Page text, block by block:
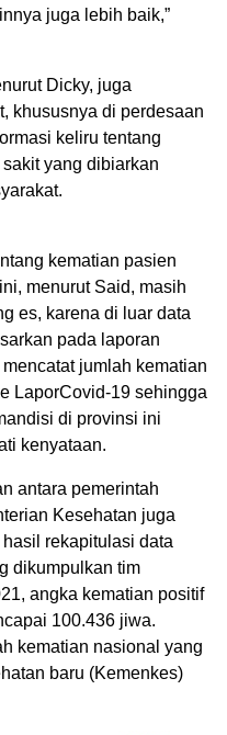
juga lebih baik,”
Dicky, juga
khususnya di perdesaan
keliru tentang
yang dibiarkan
kematian pasien
menurut Said, masih
es, karena di luar data
pada laporan
jumlah kematian
LaporCovid-19 sehingga
di provinsi ini
kenyataan.
antara pemerintah
Kesehatan juga
rekapitulasi data
dikumpulkan tim
angka kematian positif
100.436 jiwa.
kematian nasional yang
baru (Kemenkes)